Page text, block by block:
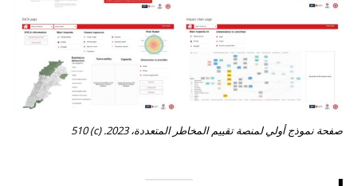
صفحة نموذج أولي لمنصة تقييم المخاطر المتعددة، 2023. (c) 510